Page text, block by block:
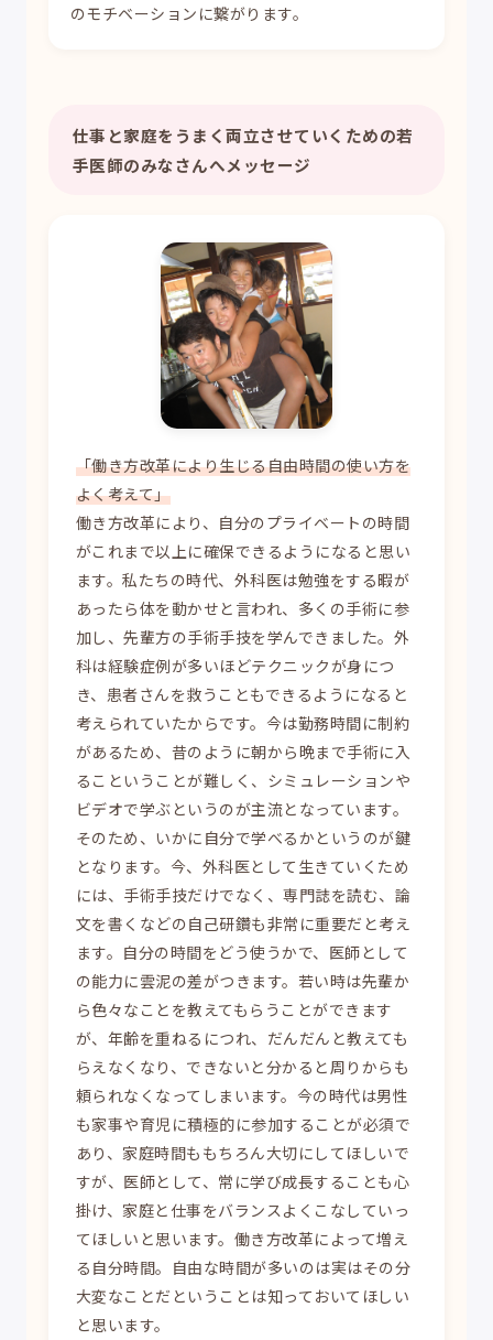
のモチベーションに繋がります。
仕事と家庭をうまく両立させていくための若
手医師のみなさんへメッセージ
「働き方改革により生じる自由時間の使い方を
よく考えて」
働き方改革により、自分のプライベートの時間
がこれまで以上に確保できるようになると思い
ます。私たちの時代、外科医は勉強をする暇が
あったら体を動かせと言われ、多くの手術に参
加し、先輩方の手術手技を学んできました。外
科は経験症例が多いほどテクニックが身につ
き、患者さんを救うこともできるようになると
考えられていたからです。今は勤務時間に制約
があるため、昔のように朝から晩まで手術に入
るこということが難しく、シミュレーションや
ビデオで学ぶというのが主流となっています。
そのため、いかに自分で学べるかというのが鍵
となります。今、外科医として生きていくため
には、手術手技だけでなく、専門誌を読む、論
文を書くなどの自己研鑽も非常に重要だと考え
ます。自分の時間をどう使うかで、医師として
の能力に雲泥の差がつきます。若い時は先輩か
ら色々なことを教えてもらうことができます
が、年齢を重ねるにつれ、だんだんと教えても
らえなくなり、できないと分かると周りからも
頼られなくなってしまいます。今の時代は男性
も家事や育児に積極的に参加することが必須で
あり、家庭時間ももちろん大切にしてほしいで
すが、医師として、常に学び成長することも心
掛け、家庭と仕事をバランスよくこなしていっ
てほしいと思います。働き方改革によって増え
る自分時間。自由な時間が多いのは実はその分
大変なことだということは知っておいてほしい
と思います。